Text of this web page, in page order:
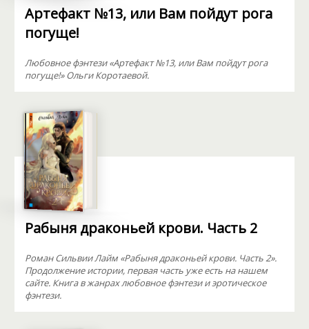
Артефакт №13, или Вам пойдут рога
погуще!
Любовное фэнтези «Артефакт №13, или Вам пойдут рога
погуще!» Ольги Коротаевой.
Рабыня драконьей крови. Часть 2
Роман Сильвии Лайм «Рабыня драконьей крови. Часть 2».
Продолжение истории, первая часть уже есть на нашем
сайте. Книга в жанрах любовное фэнтези и эротическое
фэнтези.